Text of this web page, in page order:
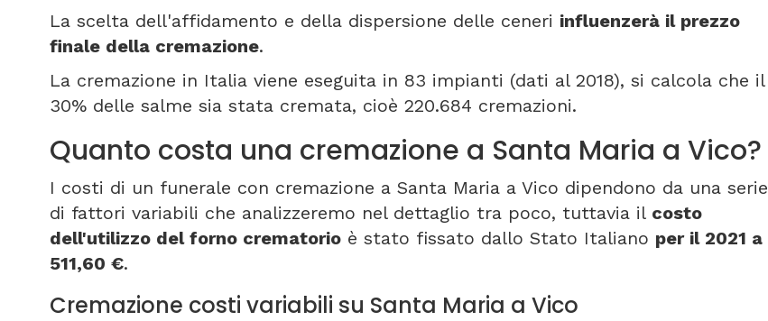
La scelta dell'affidamento e della dispersione delle ceneri influenzerà il prezzo
finale della cremazione.
La cremazione in Italia viene eseguita in 83 impianti (dati al 2018), si calcola che il
30% delle salme sia stata cremata, cioè 220.684 cremazioni.
Quanto costa una cremazione a Santa Maria a Vico?
I costi di un funerale con cremazione a Santa Maria a Vico dipendono da una serie
di fattori variabili che analizzeremo nel dettaglio tra poco, tuttavia il costo
dell'utilizzo del forno crematorio è stato fissato dallo Stato Italiano per il 2021 a
511,60 €.
Cremazione costi variabili su Santa Maria a Vico